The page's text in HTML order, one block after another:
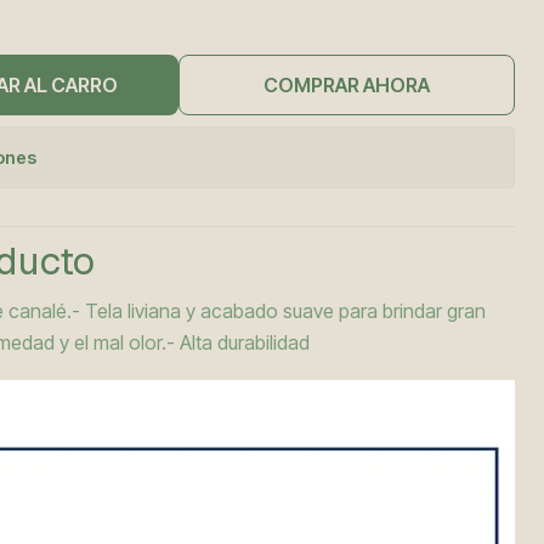
AL CARRO COMPRAR AHORA
Tela liviana y acabado suave para brindar gran
y el mal olor.- Alta durabilidad